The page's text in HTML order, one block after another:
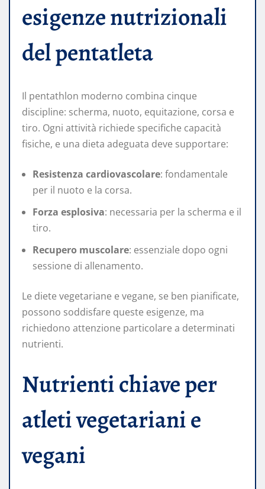
esigenze nutrizionali
del pentatleta
Il pentathlon moderno combina cinque
discipline: scherma, nuoto, equitazione, corsa e
tiro. Ogni attività richiede specifiche capacità
fisiche, e una dieta adeguata deve supportare:
Resistenza cardiovascolare: fondamentale
per il nuoto e la corsa.
Forza esplosiva: necessaria per la scherma e il
tiro.
Recupero muscolare: essenziale dopo ogni
sessione di allenamento.
Le diete vegetariane e vegane, se ben pianificate,
possono soddisfare queste esigenze, ma
richiedono attenzione particolare a determinati
nutrienti.
Nutrienti chiave per
atleti vegetariani e
vegani